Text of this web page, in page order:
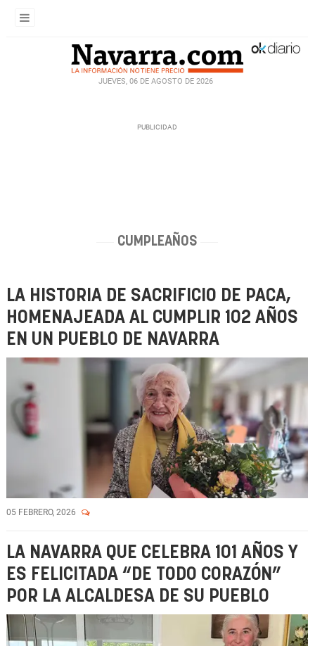
JUEVES, 06 DE AGOSTO DE 2026
CUMPLEAÑOS
LA HISTORIA DE SACRIFICIO DE PACA,
HOMENAJEADA AL CUMPLIR 102 AÑOS
EN UN PUEBLO DE NAVARRA
05 FEBRERO, 2026
LA NAVARRA QUE CELEBRA 101 AÑOS Y
ES FELICITADA “DE TODO CORAZÓN”
POR LA ALCALDESA DE SU PUEBLO